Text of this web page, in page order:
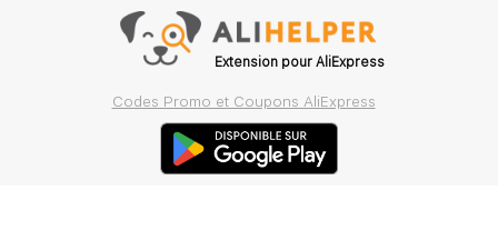
Extension pour AliExpress
Codes Promo et Coupons AliExpress